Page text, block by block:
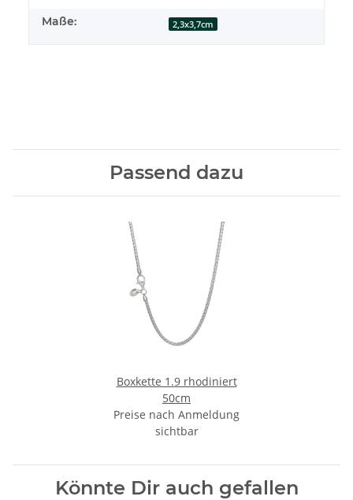
Maße: 2,3x3,7cm
Passend dazu
Boxkette 1.9 rhodiniert
50cm
Preise nach Anmeldung
sichtbar
Könnte Dir auch gefallen